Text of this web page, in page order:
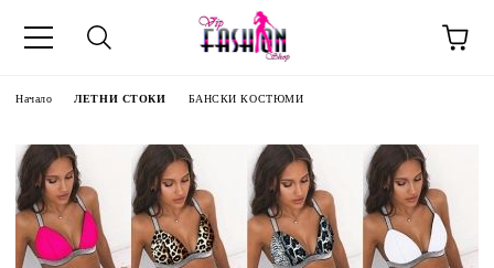
Начало ЛЕТНИ СТОКИ БАНСКИ КОСТЮМИ